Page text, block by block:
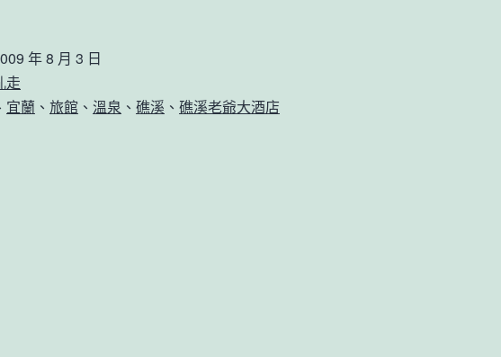
年 8 月 3 日
走
宜蘭 、 旅館 、 溫泉 、 礁溪 、 礁溪老爺大酒店